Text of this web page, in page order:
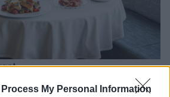
Process My Personal Information